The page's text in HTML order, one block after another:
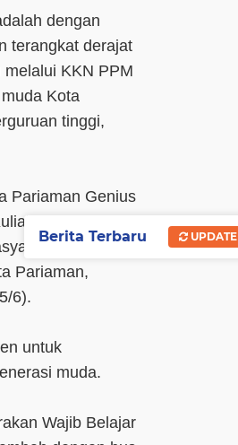
dengan
terangkat derajat
KKN PPM
Kota
tinggi,
Pariaman Genius
Kerja Nyata
(PPM)
Pariaman,
6).
untuk
muda.
Wajib Belajar
Berita Terbaru UPDATE